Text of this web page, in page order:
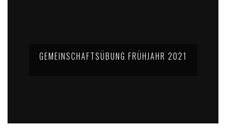
GEMEINSCHAFTSÜBUNG FRÜHJAHR 2021